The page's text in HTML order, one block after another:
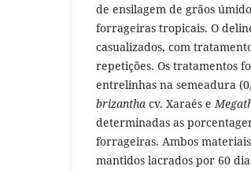
de ensilagem de grãos
forrageiras tropicais. O
casualizados, com
repetições. Os tratamentos
entrelinhas na semeadura
brizantha cv. Xaraés e
determinadas as
forrageiras. Ambos
mantidos lacrados por 60